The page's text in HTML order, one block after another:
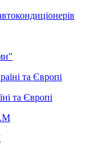
та Європі